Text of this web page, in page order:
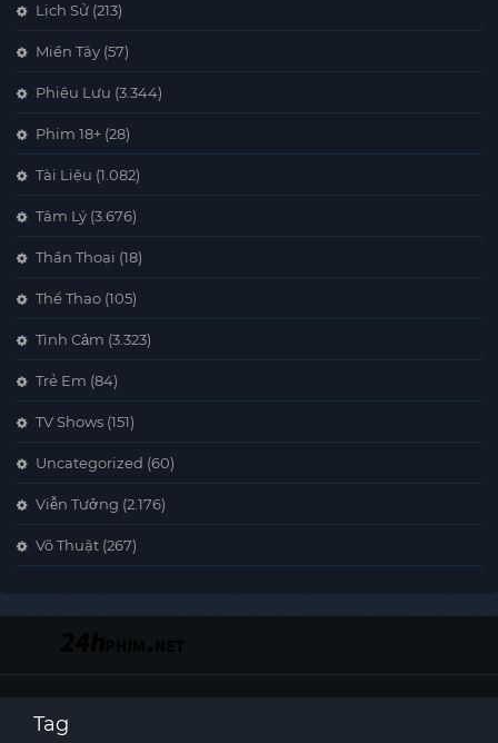
Lịch Sử (213)
Miền Tây (57)
Phiêu Lưu (3.344)
Phim 18+ (28)
Tài Liệu (1.082)
Tâm Lý (3.676)
Thần Thoại (18)
Thể Thao (105)
Tình Cảm (3.323)
Trẻ Em (84)
TV Shows (151)
Uncategorized (60)
Viễn Tưởng (2.176)
Võ Thuật (267)
Tag